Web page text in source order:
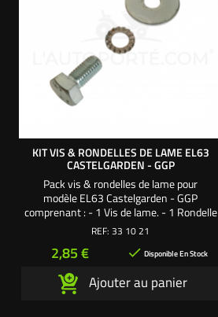
KIT VIS & RONDELLES DE LAME EL63
CASTELGARDEN - GGP
Pack vis & rondelles de lame pour
modèle EL63 Castelgarden - GGP
comprenant : - 1 Vis de lame. - 1 Rondelle
éventail. - 1 Rondelle large.
REF: 33 10 21
Prix
2,85 €  Disponible En Stock
Ajouter au panier